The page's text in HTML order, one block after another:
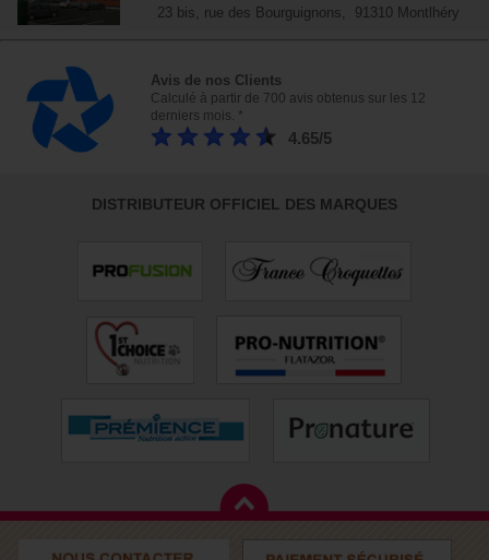
23 bis, rue des Bourguignons, 91310 Montlhéry
Avis de nos Clients
Calculé à partir de 700 avis obtenus sur les 12
derniers mois. *
4.65/5
DISTRIBUTEUR OFFICIEL DES MARQUES